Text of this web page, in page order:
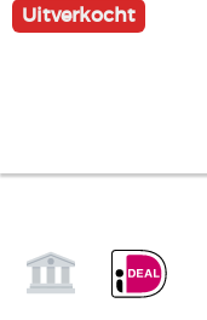
Uitverkocht